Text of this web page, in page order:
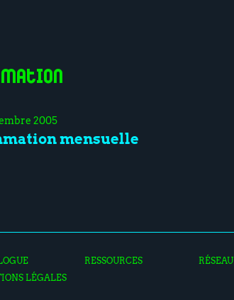
2005
mensuelle
RESSOURCES
LÉGALES